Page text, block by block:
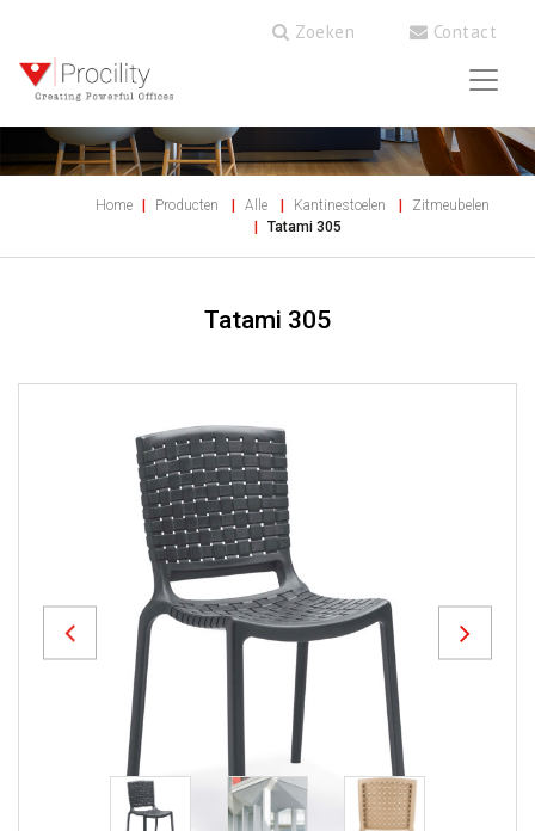
Zoeken Contact
Home Producten Alle Kantinestoelen
Zitmeubelen
Tatami 305
Tatami 305
Previous